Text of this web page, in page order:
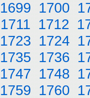
1699 1700
1711 1712
1723 1724
1735 1736
1747 1748
1759 1760